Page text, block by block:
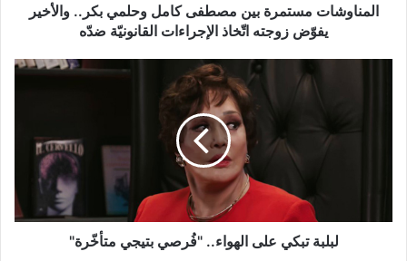
زوجته
المناوشات مستمرة بين مصطفى كامل وحلمي بكر.. والأخير
يفوّض زوجته اتّخاذ الإجراءات القانونيّة ضدّه
لبلبة تبكي على الهواء.. "فُرصي بتيجي متأخّرة"